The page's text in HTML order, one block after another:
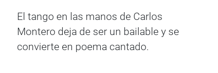
El tango en las manos de Carlos
Montero deja de ser un bailable y se
convierte en poema cantado.